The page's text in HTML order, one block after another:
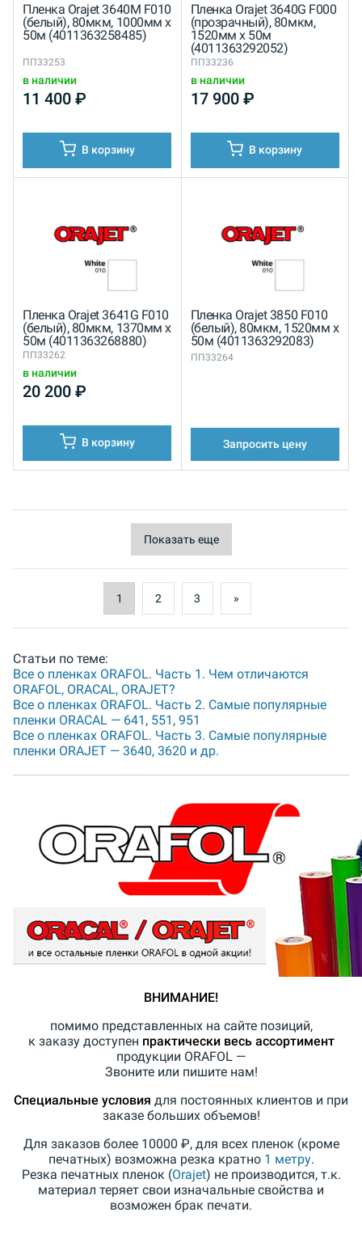
Пленка Orajet 3640M F010
(белый), 80мкм, 1000мм x
50м (4011363258485)
ПП33253
в наличии
11 400₽
В корзину
Пленка Orajet 3640G F000
(прозрачный), 80мкм,
1520мм x 50м
(4011363292052)
ПП33236
в наличии
17 900 ₽
В корзину
Пленка Orajet 3641G F010
(белый), 80мкм, 1370мм x
50м (4011363268880)
ПП33262
в наличии
20 200₽
В корзину
Пленка Orajet 3850 F010
(белый), 80мкм, 1520мм x
50м (4011363292083)
ПП33264
Запросить цену
Показать еще
1 2 3 »
Статьи по теме:
Все о пленках ORAFOL. Часть 1. Чем отличаются
ORAFOL, ORACAL, ORAJET?
Все о пленках ORAFOL. Часть 2. Самые популярные
пленки ORACAL — 641, 551, 951
Все о пленках ORAFOL. Часть 3. Самые популярные
пленки ORAJET — 3640, 3620 и др.
ВНИМАНИЕ!
помимо представленных на сайте позиций,
к заказу доступен практически весь ассортимент
продукции ORAFOL —
Звоните или пишите нам!
Специальные условия для постоянных клиентов и при
заказе больших объемов!
Для заказов более 10000 ₽, для всех пленок (кроме
печатных) возможна резка кратно 1 метру.
Резка печатных пленок (Orajet) не производится, т.к.
материал теряет свои изначальные свойства и
возможен брак печати.